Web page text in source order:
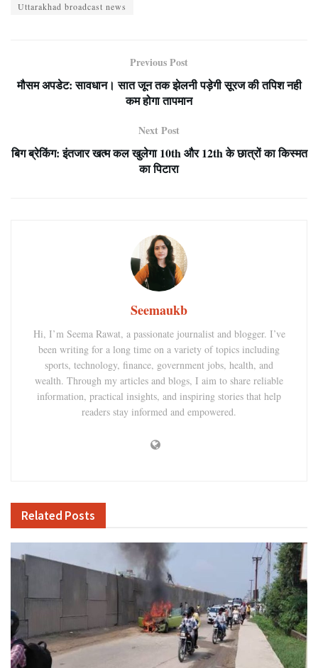
Uttarakhad broadcast news
Previous Post
मौसम अपडेट: सावधान। सात जून तक झेलनी पड़ेगी सूरज की तपिश नही
कम होगा तापमान
Next Post
बिग ब्रेकिंग: इंतजार खत्म कल खुलेगा 10th और 12th के छात्रों का किस्मत
का पिटारा
Seemaukb
Hi, I’m Seema Rawat, a passionate journalist and blogger. I’ve
been writing for a long time on a variety of topics including
sports, technology, finance, government jobs, health, and
wealth. Through my articles and blogs, I aim to share reliable
information, practical insights, and inspiring stories that help
readers stay informed and empowered.
Related Posts